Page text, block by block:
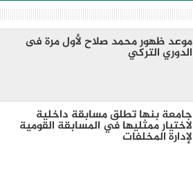
موعد ظهور محمد صلاح لأول مرة فى
الدوري التركي
جامعة بنها تطلق مسابقة داخلية
لاختيار ممثليها في المسابقة القومية
لإدارة المخلفات